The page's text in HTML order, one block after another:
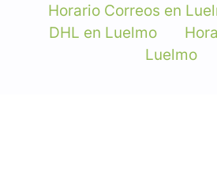
Horario Correos en
DHL en Luelmo
Luelmo